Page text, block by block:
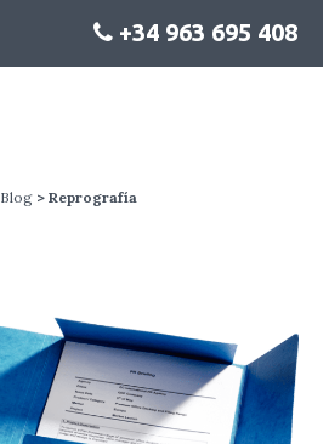
+34 963 695 408
Blog > Reprografía